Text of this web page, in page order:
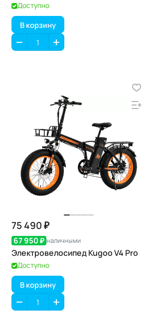
Доступно
В корзину
75 490 ₽
67 950 ₽ наличными
Электровелосипед Kugoo V4 Pro
Доступно
В корзину